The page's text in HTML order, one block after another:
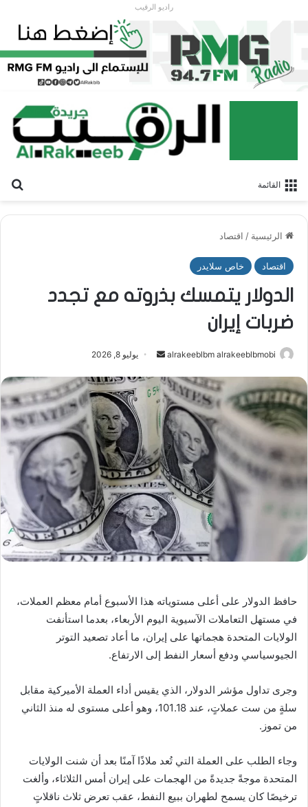
راديو الرقيب
القائمة
الرئيسية / اقتصاد
اقتصاد خاص سلايدر
الدولار يتمسك بذروته مع تجدد
ضربات إيران
alrakeeblbm alrakeeblbmobi
أرسل
إلكترونيا
يوليو 8, 2026
حافظ الدولار على أعلى مستوياته هذا الأسبوع أمام معظم العملات،
في مستهل التعاملات الآسيوية اليوم الأربعاء، بعدما استأنفت
الولايات المتحدة هجماتها على إيران، ما أعاد تصعيد التوتر
الجيوسياسي ودفع أسعار النفط إلى الارتفاع.
وجرى تداول مؤشر الدولار، الذي يقيس أداء العملة الأميركية مقابل
سلةٍ من ست عملاتٍ، عند 101.18، وهو أعلى مستوى له منذ الثاني
من تموز.
وجاء الطلب على العملة التي تُعد ملاذًا آمنًا بعد أن شنت الولايات
المتحدة موجةً جديدةً من الهجمات على إيران أمس الثلاثاء، وألغت
ترخيصًا كان يسمح لطهران ببيع النفط، عقب تعرض ثلاث ناقلاتٍ